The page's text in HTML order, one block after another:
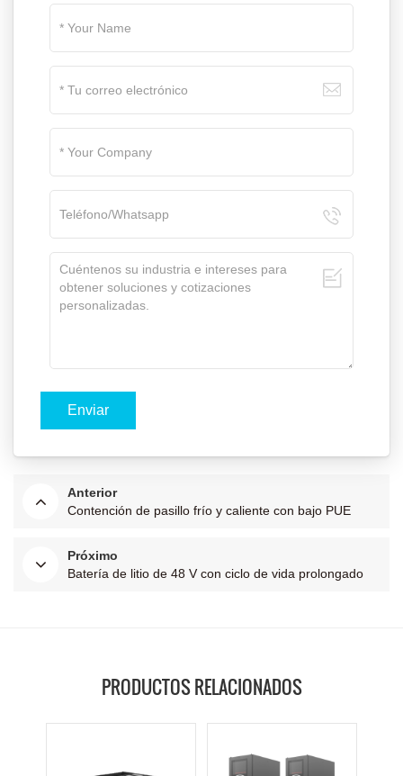
Anterior
Contención de pasillo frío y caliente con bajo PUE
Próximo
Batería de litio de 48 V con ciclo de vida prolongado
PRODUCTOS RELACIONADOS